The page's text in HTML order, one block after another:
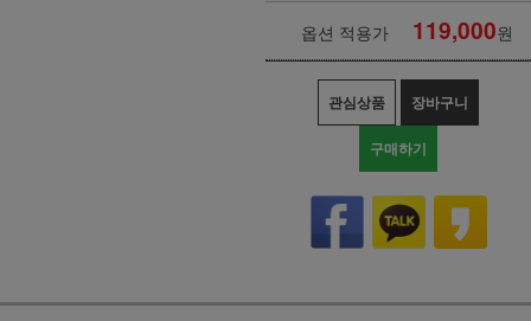
옵션 적용가 119,000원
관심상품 장바구니
구매하기